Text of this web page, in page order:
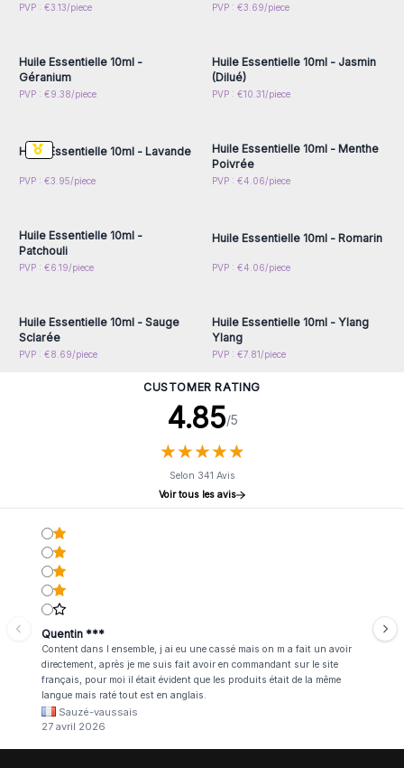
PVP : €3.13/piece PVP : €3.69/piece
Connectez-vous ou
Huile Essentielle 10ml -
Géranium
PVP : €9.38/piece
Connectez-vous ou
Huile Essentielle 10ml - Jasmin
(Dilué)
PVP : €10.31/piece
Connectez-vous ou
Huile Essentielle 10ml - Lavande
PVP : €3.95/piece
Connectez-vous ou
Huile Essentielle 10ml - Menthe
Poivrée
PVP : €4.06/piece
Connectez-vous ou
Huile Essentielle 10ml -
Patchouli
PVP : €6.19/piece
Connectez-vous ou
Huile Essentielle 10ml - Romarin
PVP : €4.06/piece
Connectez-vous ou
Huile Essentielle 10ml - Sauge
Sclarée
PVP : €8.69/piece
Connectez-vous ou
Huile Essentielle 10ml - Ylang
Ylang
PVP : €7.81/piece
CUSTOMER RATING
4.85/5
★★★★★
★★★★★
Selon 341 Avis
Voir tous les avis
Quentin ***
Content dans l ensemble, j ai eu une cassé mais on m a fait un avoir
directement, après je me suis fait avoir en commandant sur le site
français, pour moi il était évident que les produits était de la même
langue mais raté tout est en anglais.
Sauzé-vaussais
27 avril 2026